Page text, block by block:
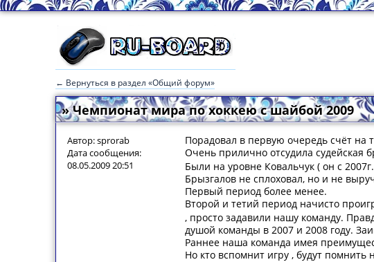
← Вернуться в раздел «Общий форум»
» Чемпионат мира по хоккею с шайбой 2009
Автор: sprorab
Дата сообщения:
08.05.2009 20:51
Порадовал в первую очередь счёт на
Очень прилично отсудила судейская
Были на уровне Ковальчук ( он с
Брызгалов не сплоховал, но и не
Первый период более менее.
Второй и тетий период начисто
, просто задавили нашу команду.
душой команды в 2007 и 2008 году.
Раннее наша команда имея
Но кто вспомнит игру , будут помнить